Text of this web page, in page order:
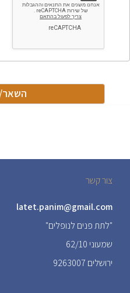
צור קשר
latet.panim@gmail.com
"לתת פנים לנופלים"
שמעוני 62/10
ירושלים 9263007